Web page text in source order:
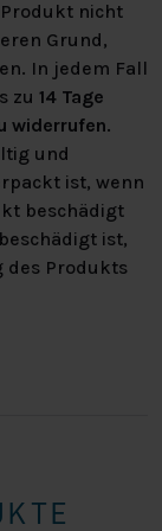
jederzeit
die wir bei
Auswahl
Möchtest
brauchst
andere
nicht
Grund,
In jedem Fall
zu 14 Tage
widerrufen.
und
ist, wenn
beschädigt
ist,
des Produkts